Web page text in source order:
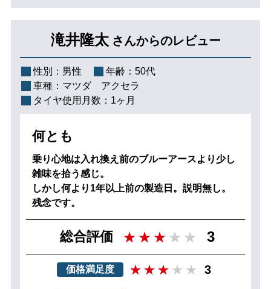
滝井隆太 さんからのレビュー
性別： 男性 年齢： 50代
車種： マツダ アクセラ
タイヤ使用月数： 1ヶ月
何とも
乗り心地は入れ換え前のブルーアースより少し
雑味を拾う感じ。
しかし何より1年以上前の製造日。説明無し。
残念です。
総合評価 3
価格満足度 3